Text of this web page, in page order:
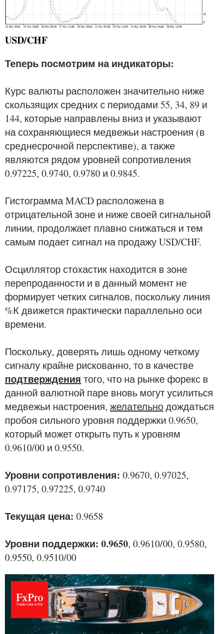
USD/CHF
Теперь посмотрим на индикаторы:
Курс валюты расположен значительно ниже
скользящих средних с периодами 55, 34, 89 и
144, которые направлены вниз и указывают
на сохраняющиеся медвежьи настроения (в
среднесрочной перспективе), а также
являются рядом уровней сопротивления
0.97225, 0.9740, 0.9780 и 0.9845.
Гистограмма MACD расположена в
отрицательной зоне и ниже своей сигнальной
линии, продолжает плавно снижаться и тем
самым подает сигнал на продажу USD/CHF.
Осциллятор стохастик находится в зоне
перепроданности и в данный момент не
формирует четких сигналов, поскольку линия
%К движется практически параллельно оси
времени.
Поскольку, доверять лишь одному четкому
сигналу крайне рискованно, то в качестве
подтверждения того, что на рынке форекс в
данной валютной паре вновь могут усилиться
медвежьи настроения, желательнодождаться
пробоя сильного уровня поддержки 0.9650,
который может открыть путь к уровням
0.9610/00 и 0.9550.
Уровни сопротивления: 0.9670, 0.97025,
0.97175, 0.97225, 0.9740
Текущая цена: 0.9658
Уровни поддержки: 0.9650, 0.9610/00, 0.9580,
0.9550, 0.9510/00